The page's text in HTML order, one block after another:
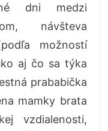
dni medzi
návšteva
možností
aj čo sa týka
prababička
mamky brata
vzdialenosti,